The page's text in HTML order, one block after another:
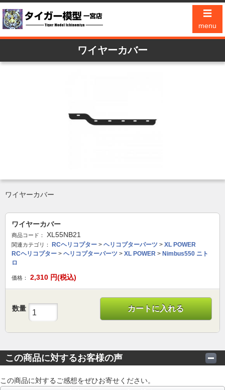
☰
menu
ワイヤーカバー
ワイヤーカバー
ワイヤーカバー
商品コード： XL55NB21
関連カテゴリ： RCヘリコプター > ヘリコプターパーツ > XL POWER
RCヘリコプター > ヘリコプターパーツ > XL POWER > Nimbus550 ニト
ロ
価格： 2,310 円(税込)
数量 カートに入れる
この商品に対するお客様の声
この商品に対するご感想をぜひお寄せください。